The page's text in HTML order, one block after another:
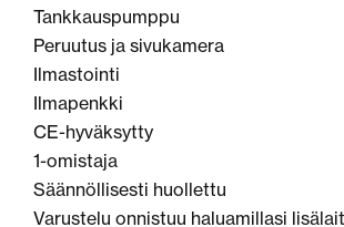
Tankkauspumppu
Peruutus ja sivukamera
Ilmastointi
Ilmapenkki
CE-hyväksytty
1-omistaja
Säännöllisesti huollettu
Varustelu onnistuu haluamillasi